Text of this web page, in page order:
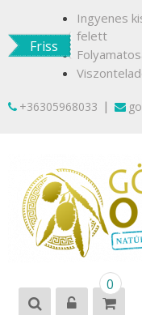
contentFriss
Ingyenes
felett
+36305968033 |
0